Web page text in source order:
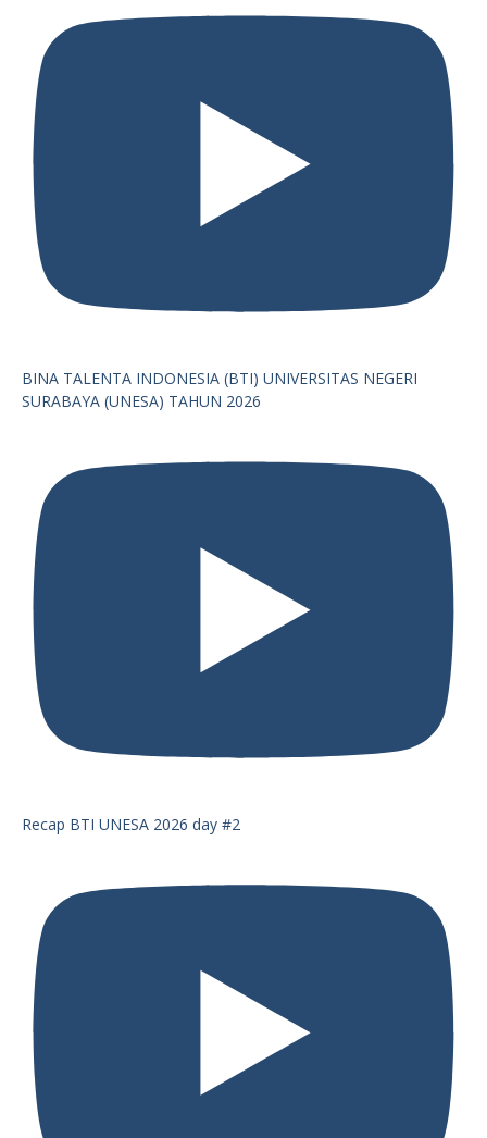
BINA TALENTA INDONESIA (BTI) UNIVERSITAS NEGERI
SURABAYA (UNESA) TAHUN 2026
Recap BTI UNESA 2026 day #2